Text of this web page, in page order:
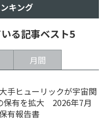
キング
いる記事ベスト5
月間
手ヒューリックが宇宙関
保有を拡大 2026年7月
有報告書